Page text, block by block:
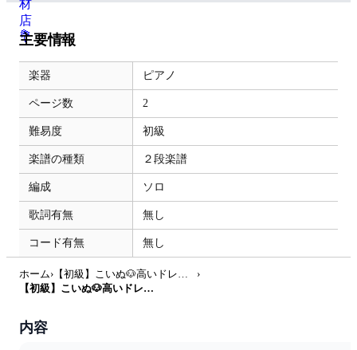
主要情報
楽器 ピアノ
ページ数 2
難易度 初級
楽譜の種類 ２段楽譜
編成 ソロ
歌詞有無 無し
コード有無 無し
ホーム›
›
【初級】こいぬ🐶高いドレミファのふよみに🌟 (発表会) by ピアノのせんせいの楽譜集
内容